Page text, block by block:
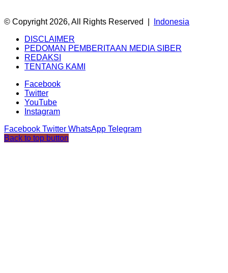
© Copyright 2026, All Rights Reserved |
Indonesia
DISCLAIMER
PEDOMAN PEMBERITAAN MEDIA SIBER
REDAKSI
TENTANG KAMI
Facebook
Twitter
YouTube
Instagram
Facebook Twitter WhatsApp Telegram
Back to top button